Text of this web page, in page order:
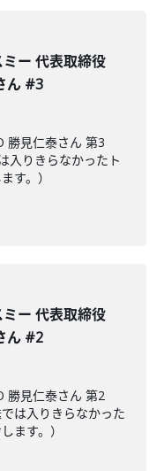
ー 代表取締役
ん #3
勝見仁泰さん 第3
入りきらなかったト
す。）
ー 代表取締役
ん #2
勝見仁泰さん 第2
は入りきらなかった
ます。）